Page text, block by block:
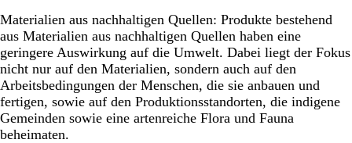
Materialien aus nachhaltigen Quellen: Produkte bestehend
aus Materialien aus nachhaltigen Quellen haben eine
geringere Auswirkung auf die Umwelt. Dabei liegt der Fokus
nicht nur auf den Materialien, sondern auch auf den
Arbeitsbedingungen der Menschen, die sie anbauen und
fertigen, sowie auf den Produktionsstandorten, die indigene
Gemeinden sowie eine artenreiche Flora und Fauna
beheimaten.